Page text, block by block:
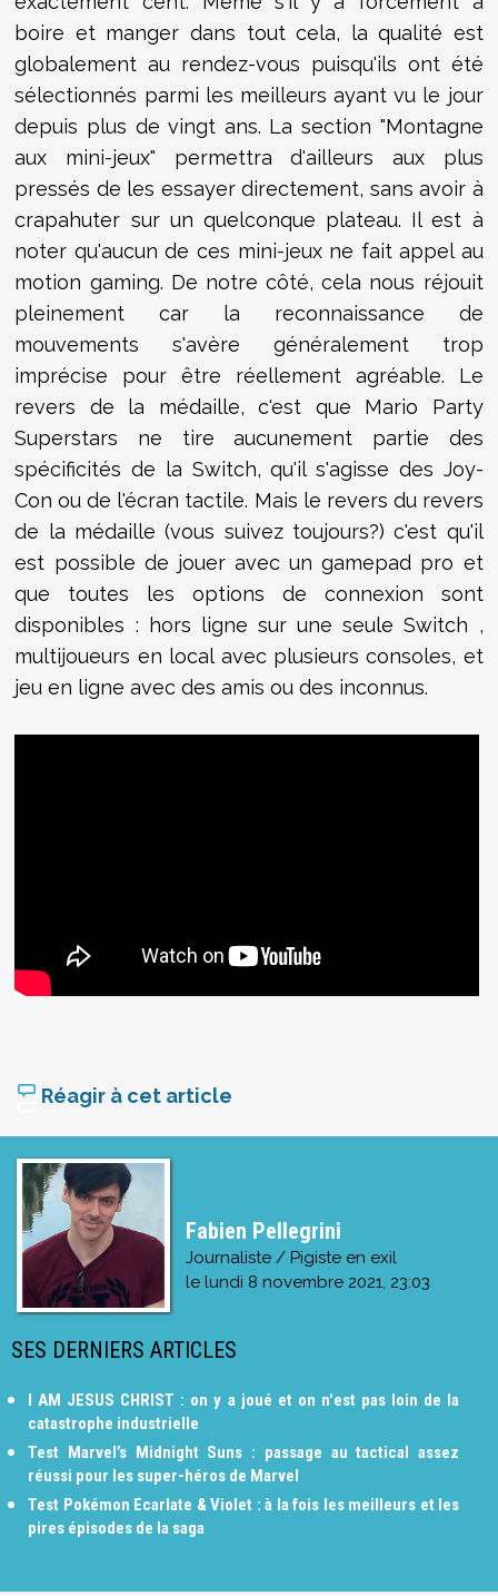
boire et manger dans tout cela, la qualité est
globalement au rendez-vous puisqu'ils ont été
sélectionnés parmi les meilleurs ayant vu le jour
depuis plus de vingt ans. La section "Montagne
aux mini-jeux" permettra d'ailleurs aux plus
pressés de les essayer directement, sans avoir à
crapahuter sur un quelconque plateau. Il est à
noter qu'aucun de ces mini-jeux ne fait appel au
motion gaming. De notre côté, cela nous réjouit
pleinement car la reconnaissance de
mouvements s'avère généralement trop
imprécise pour être réellement agréable. Le
revers de la médaille, c'est que Mario Party
Superstars ne tire aucunement partie des
spécificités de la Switch, qu'il s'agisse des Joy-
Con ou de l'écran tactile. Mais le revers du revers
de la médaille (vous suivez toujours?) c'est qu'il
est possible de jouer avec un gamepad pro et
que toutes les options de connexion sont
disponibles : hors ligne sur une seule Switch ,
multijoueurs en local avec plusieurs consoles, et
jeu en ligne avec des amis ou des inconnus.
Réagir à cet article
Fabien Pellegrini
Journaliste / Pigiste en exil
le lundi 8 novembre 2021, 23:03
SES DERNIERS ARTICLES
I AM JESUS CHRIST : on y a joué et on n'est pas loin de la
catastrophe industrielle
Test Marvel’s Midnight Suns : passage au tactical assez
réussi pour les super-héros de Marvel
Test Pokémon Ecarlate & Violet : à la fois les meilleurs et les
pires épisodes de la saga